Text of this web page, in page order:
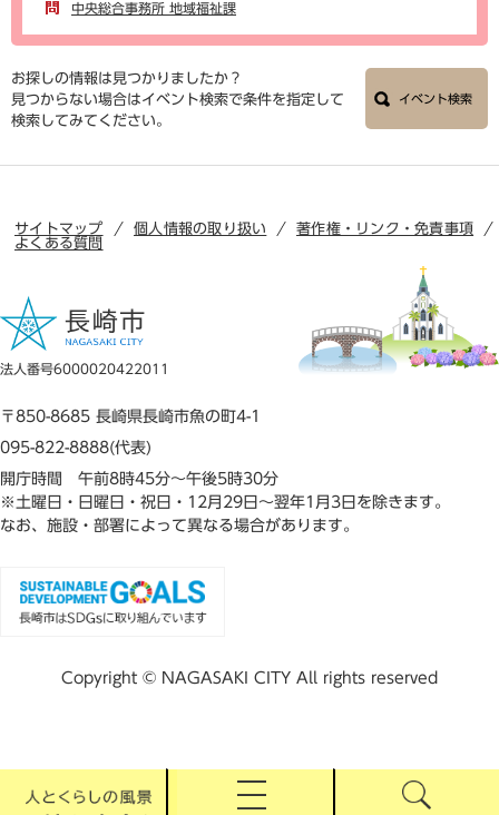
中央総合事務所 地域福祉課
お探しの情報は見つかりましたか？
見つからない場合はイベント検索で条件を指定して
検索してみてください。
イベント検索
サイトマップ 個人情報の取り扱い
著作権・リンク・免責事項
よくある質問
法人番号6000020422011
〒850-8685 長崎県長崎市魚の町4-1
095-822-8888(代表)
開庁時間 午前8時45分～午後5時30分
※土曜日・日曜日・祝日・12月29日～翌年1月3日を除きます。
なお、施設・部署によって異なる場合があります。
Copyright © NAGASAKI CITY All rights reserved